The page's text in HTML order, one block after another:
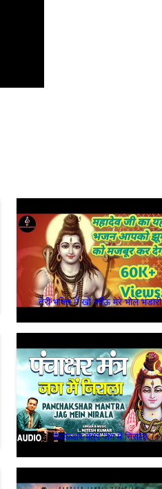
तेरी भक्ति में खो जाँऊ मेरे भोले भंडारी
पंचाकक्षर मंत्र जग में निराला